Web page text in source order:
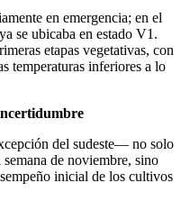
en emergencia; en el
se ubicaba en estado V1.
etapas vegetativas, con
temperaturas inferiores a lo
del sudeste— no solo
de noviembre, sino
inicial de los cultivos